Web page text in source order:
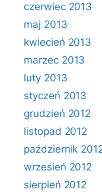
czerwiec 2013
maj 2013
kwiecień 2013
marzec 2013
luty 2013
styczeń 2013
grudzień 2012
listopad 2012
październik
wrzesień 2012
sierpień 2012